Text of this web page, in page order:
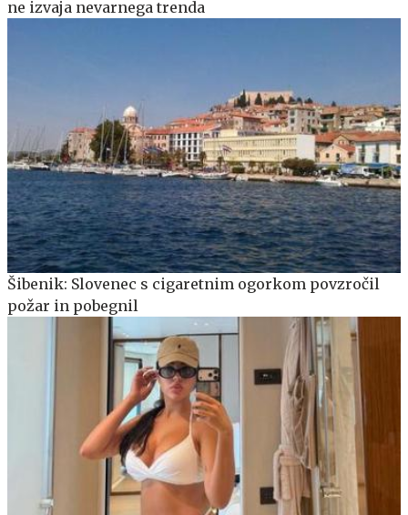
ne izvaja nevarnega trenda
Šibenik: Slovenec s cigaretnim ogorkom povzročil
požar in pobegnil